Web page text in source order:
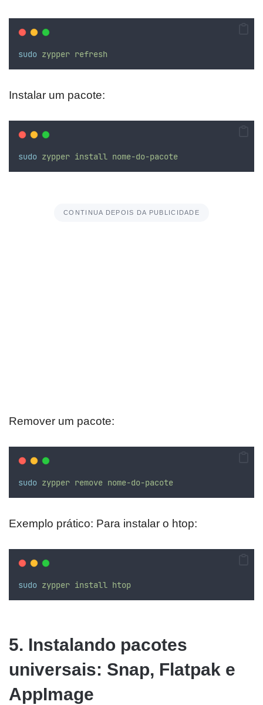
sudo zypper refresh
Instalar um pacote:
sudo zypper install nome-do-pacote
CONTINUA DEPOIS DA PUBLICIDADE
Remover um pacote:
sudo zypper remove nome-do-pacote
Exemplo prático: Para instalar o htop:
sudo zypper install htop
5. Instalando pacotes
universais: Snap, Flatpak e
AppImage